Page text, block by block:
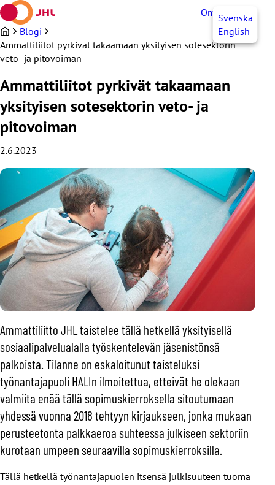
Siirry
sisältöön
OmaJHLSvenska
English
Blogi
Ammattiliitot pyrkivät takaamaan yksityisen sotesektorin
veto- ja pitovoiman
Ammattiliitot pyrkivät takaamaan
yksityisen sotesektorin veto- ja
pitovoiman
2.6.2023
Ammattiliitto JHL taistelee tällä hetkellä yksityisellä
sosiaalipalvelualalla työskentelevän jäsenistönsä
palkoista. Tilanne on eskaloitunut taisteluksi
työnantajapuoli HALIn ilmoitettua, etteivät he olekaan
valmiita enää tällä sopimuskierroksella sitoutumaan
yhdessä vuonna 2018 tehtyyn kirjaukseen, jonka mukaan
perusteetonta palkkaeroa suhteessa julkiseen sektoriin
kurotaan umpeen seuraavilla sopimuskierroksilla.
Tällä hetkellä työnantajapuolen itsensä julkisuuteen tuoma